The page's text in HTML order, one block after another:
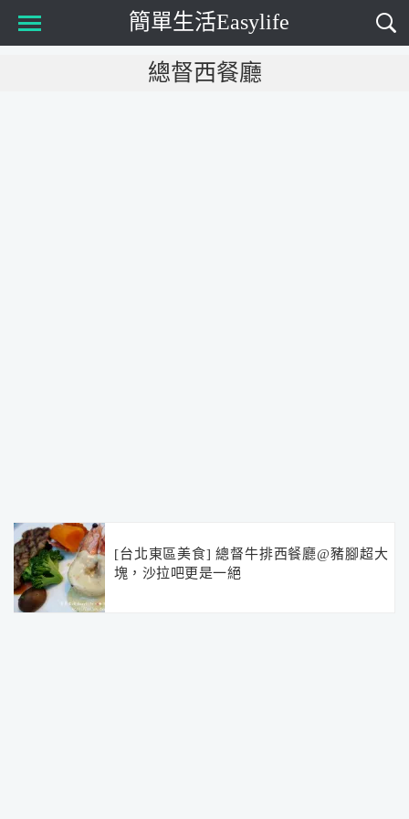
簡單生活Easylife
總督西餐廳
[台北東區美食] 總督牛排西餐廳@豬腳超大
塊，沙拉吧更是一絕